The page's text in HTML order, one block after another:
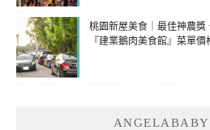
桃園新屋美食｜最佳神農獎
『建業鵝肉美食館』菜單
ANGELABABY